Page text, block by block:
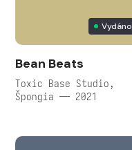
Vydáno
Bean Beats
Toxic Base Studio,
Špongia — 2021